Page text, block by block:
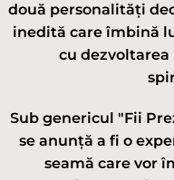
două personalități
inedită care îmbină
cu dezvoltarea
Sub genericul "Fii
se anunță a fi o
seamă care vor